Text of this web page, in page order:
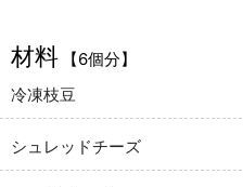
材料
【6個分】
冷凍枝豆
シュレッドチーズ